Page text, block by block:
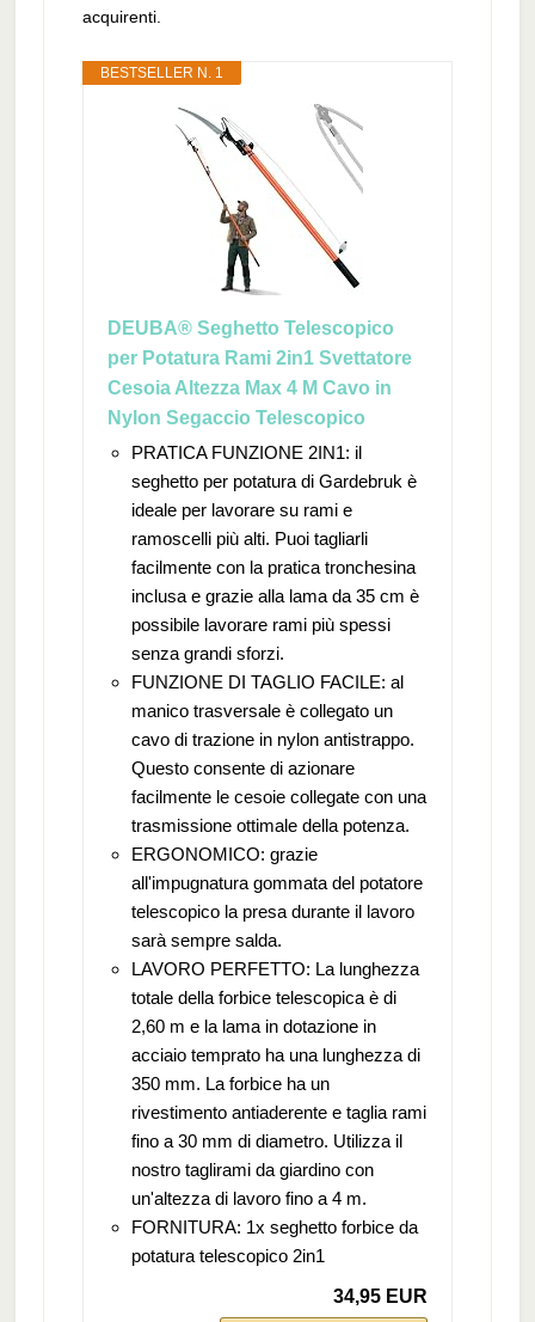
acquirenti.
BESTSELLER N. 1
DEUBA® Seghetto Telescopico
per Potatura Rami 2in1 Svettatore
Cesoia Altezza Max 4 M Cavo in
Nylon Segaccio Telescopico
PRATICA FUNZIONE 2IN1: il
seghetto per potatura di Gardebruk è
ideale per lavorare su rami e
ramoscelli più alti. Puoi tagliarli
facilmente con la pratica tronchesina
inclusa e grazie alla lama da 35 cm è
possibile lavorare rami più spessi
senza grandi sforzi.
FUNZIONE DI TAGLIO FACILE: al
manico trasversale è collegato un
cavo di trazione in nylon antistrappo.
Questo consente di azionare
facilmente le cesoie collegate con una
trasmissione ottimale della potenza.
ERGONOMICO: grazie
all'impugnatura gommata del potatore
telescopico la presa durante il lavoro
sarà sempre salda.
LAVORO PERFETTO: La lunghezza
totale della forbice telescopica è di
2,60 m e la lama in dotazione in
acciaio temprato ha una lunghezza di
350 mm. La forbice ha un
rivestimento antiaderente e taglia rami
fino a 30 mm di diametro. Utilizza il
nostro taglirami da giardino con
un'altezza di lavoro fino a 4 m.
FORNITURA: 1x seghetto forbice da
potatura telescopico 2in1
34,95 EUR